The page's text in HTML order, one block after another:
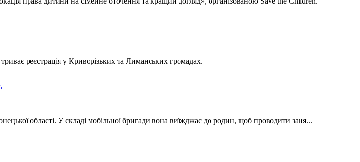
реєстрація у Криворізьких та Лиманських громадах.
області. У складі мобільної бригади вона виїжджає до родин, щоб проводити заня...